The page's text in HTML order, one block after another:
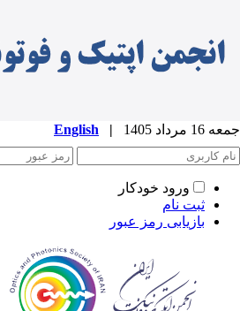
جمعه 16 مرداد 1405 |
English
ورود خودکار
ثبت نام
بازیابی رمز عبور